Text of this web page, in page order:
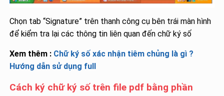
Chọn tab “Signature” trên thanh công cụ bên trái màn hình
để kiểm tra lại các thông tin liên quan đến chữ ký số
Xem thêm : Chữ ký số xác nhận tiêm chủng là gì ?
Hướng dẫn sử dụng full
Cách ký chữ ký số trên file pdf bằng phần